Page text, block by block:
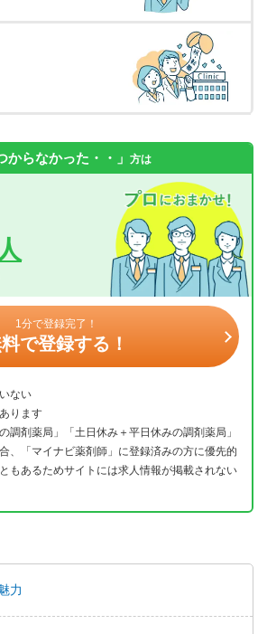
からなかった・・」 方は
1分で登録完了！
で登録する！
ない
ります
調剤薬局」「土日休み＋平日休みの調剤薬局」
、「マイナビ薬剤師」に登録済みの方に優先的
もあるためサイトには求人情報が掲載されない
力